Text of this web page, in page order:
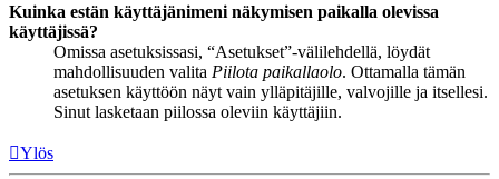
Kuinka estän käyttäjänimeni näkymisen paikalla olevissa
käyttäjissä?
Omissa asetuksissasi, “Asetukset”-välilehdellä, löydät
mahdollisuuden valita Piilota paikallaolo. Ottamalla tämän
asetuksen käyttöön näyt vain ylläpitäjille, valvojille ja itsellesi.
Sinut lasketaan piilossa oleviin käyttäjiin.
Ylös